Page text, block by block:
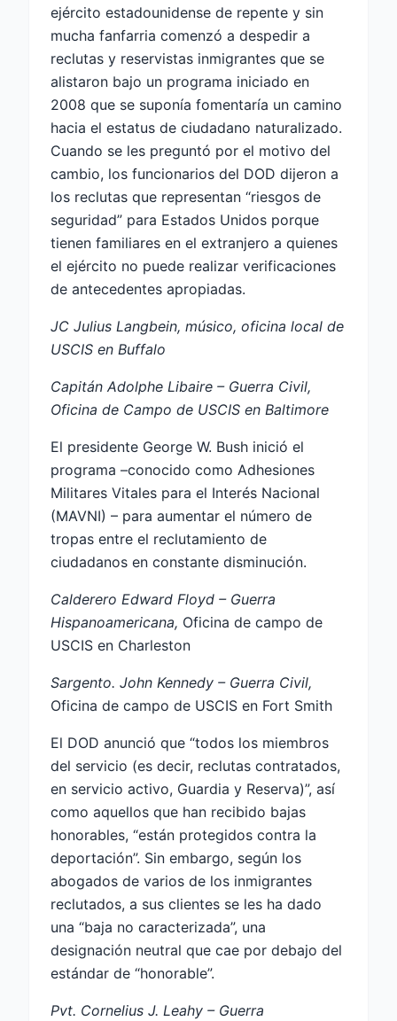
ejército estadounidense de repente y sin
mucha fanfarria comenzó a despedir a
reclutas y reservistas inmigrantes que se
alistaron bajo un programa iniciado en
2008 que se suponía fomentaría un camino
hacia el estatus de ciudadano naturalizado.
Cuando se les preguntó por el motivo del
cambio, los funcionarios del DOD dijeron a
los reclutas que representan “riesgos de
seguridad” para Estados Unidos porque
tienen familiares en el extranjero a quienes
el ejército no puede realizar verificaciones
de antecedentes apropiadas.
JC Julius Langbein, músico, oficina local de
USCIS en Buffalo
Capitán Adolphe Libaire – Guerra Civil,
Oficina de Campo de USCIS en Baltimore
El presidente George W. Bush inició el
programa –conocido como Adhesiones
Militares Vitales para el Interés Nacional
(MAVNI) – para aumentar el número de
tropas entre el reclutamiento de
ciudadanos en constante disminución.
Calderero Edward Floyd – Guerra
Hispanoamericana, Oficina de campo de
USCIS en Charleston
Sargento. John Kennedy – Guerra Civil,
Oficina de campo de USCIS en Fort Smith
El DOD anunció que “todos los miembros
del servicio (es decir, reclutas contratados,
en servicio activo, Guardia y Reserva)”, así
como aquellos que han recibido bajas
honorables, “están protegidos contra la
deportación”. Sin embargo, según los
abogados de varios de los inmigrantes
reclutados, a sus clientes se les ha dado
una “baja no caracterizada”, una
designación neutral que cae por debajo del
estándar de “honorable”.
Pvt. Cornelius J. Leahy – Guerra